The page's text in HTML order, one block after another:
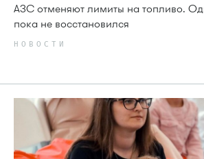
АЗС отменяют лимиты на топливо.
пока не восстановился
НОВОСТИ